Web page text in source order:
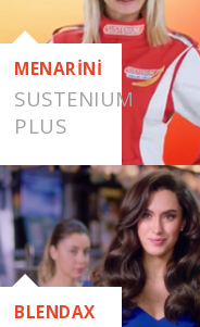
MENARİNİ
SUSTENIUM
PLUS
BLENDAX